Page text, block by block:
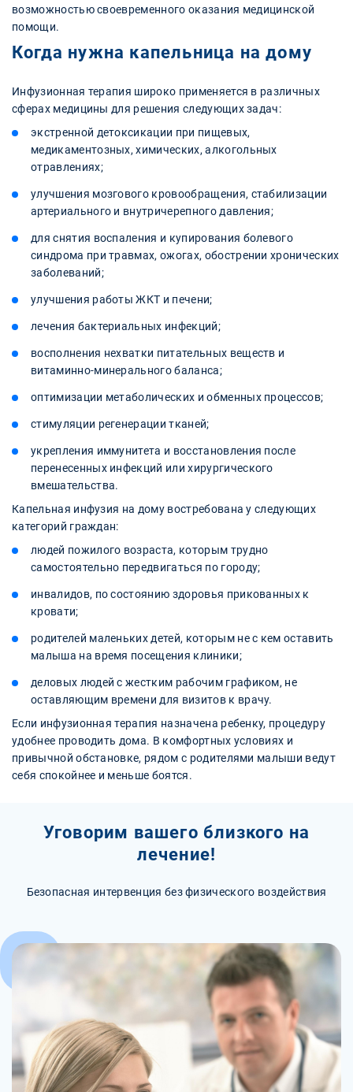
возможностью своевременного оказания медицинской
помощи.
Когда нужна капельница на дому
Инфузионная терапия широко применяется в различных
сферах медицины для решения следующих задач:
экстренной детоксикации при пищевых,
медикаментозных, химических, алкогольных
отравлениях;
улучшения мозгового кровообращения, стабилизации
артериального и внутричерепного давления;
для снятия воспаления и купирования болевого
синдрома при травмах, ожогах, обострении хронических
заболеваний;
улучшения работы ЖКТ и печени;
лечения бактериальных инфекций;
восполнения нехватки питательных веществ и
витаминно-минерального баланса;
оптимизации метаболических и обменных процессов;
стимуляции регенерации тканей;
укрепления иммунитета и восстановления после
перенесенных инфекций или хирургического
вмешательства.
Капельная инфузия на дому востребована у следующих
категорий граждан:
людей пожилого возраста, которым трудно
самостоятельно передвигаться по городу;
инвалидов, по состоянию здоровья прикованных к
кровати;
родителей маленьких детей, которым не с кем оставить
малыша на время посещения клиники;
деловых людей с жестким рабочим графиком, не
оставляющим времени для визитов к врачу.
Если инфузионная терапия назначена ребенку, процедуру
удобнее проводить дома. В комфортных условиях и
привычной обстановке, рядом с родителями малыши ведут
себя спокойнее и меньше боятся.
Уговорим вашего близкого на
лечение!
Безопасная интервенция без физического воздействия